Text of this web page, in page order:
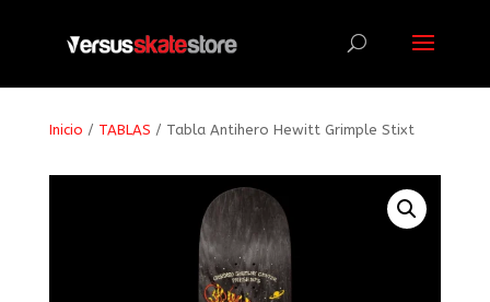
Inicio / TABLAS / Tabla Antihero Hewitt Grimple Stixt